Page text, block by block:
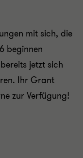
mit sich, die
beginnen
jetzt sich
Ihr Grant
zur Verfügung!